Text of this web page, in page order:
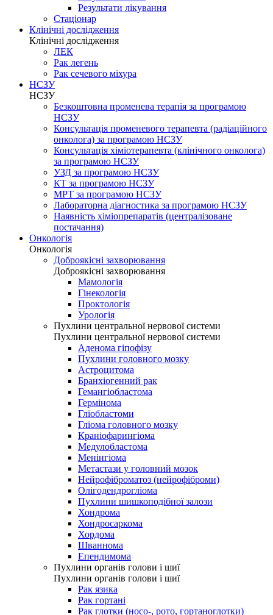
Результати лікування
Стаціонар
Клінічні дослідження
Клінічні дослідження
ЛЕК
Рак легень
Рак сечевого міхура
НСЗУ
НСЗУ
Безкоштовна променева терапія за програмою
НСЗУ
Консультація променевого терапевта (радіаційного
онколога) за програмою НСЗУ
Консультація хіміотерапевта (клінічного онколога)
за програмою НСЗУ
УЗД за програмою НСЗУ
КТ за програмою НСЗУ
МРТ за програмою НСЗУ
Лабораторна діагностика за програмою НСЗУ
Наявність хіміопрепаратів (централізоване
постачання)
Онкологія
Онкологія
Доброякісні захворювання
Доброякісні захворювання
Мамологія
Гінекологія
Проктологія
Урологія
Пухлини центральної нервової системи
Пухлини центральної нервової системи
Аденома гіпофізу
Пухлини головного мозку
Астроцитома
Бранхіогенний рак
Гемангіобластома
Гермінома
Гліобластоми
Гліома головного мозку
Краніофарингіома
Медулобластома
Менінгіома
Метастази у головний мозок
Нейрофіброматоз (нейрофіброми)
Олігодендрогліома
Пухлини шишкоподібної залози
Хондрома
Хондросаркома
Хордома
Шваннома
Епендимома
Пухлини органів голови і шиї
Пухлини органів голови і шиї
Рак язика
Рак гортані
Рак глотки (носо-, рото, гортаноглотки)